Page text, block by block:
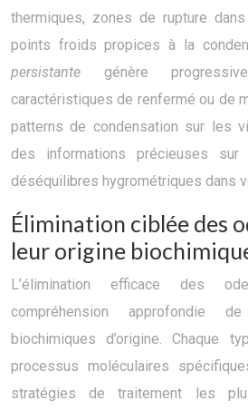
thermiques, zones de rupture
points froids propices à la
persistante génère
caractéristiques de renfermé ou de
patterns de condensation sur les
des informations précieuses
déséquilibres hygrométriques dans
Élimination ciblée des
leur origine
L’élimination efficace des
compréhension approfondie
biochimiques d’origine. Chaque
processus moléculaires
stratégies de traitement les